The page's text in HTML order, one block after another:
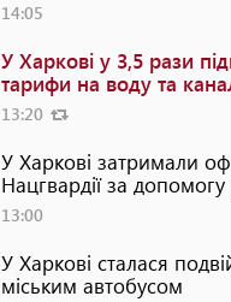
14:05
У Харкові у 3,5 рази
тарифи на воду та
13:20
У Харкові затримали
Нацгвардії за допомогу
13:00
У Харкові сталася
міським автобусом